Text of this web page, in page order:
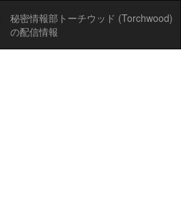
秘密情報部トーチウッド (Torchwood)
の配信情報